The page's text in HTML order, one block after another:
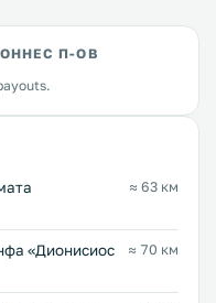
П-ОВ
≈ 63 км
«Дионисиос
≈ 70 км